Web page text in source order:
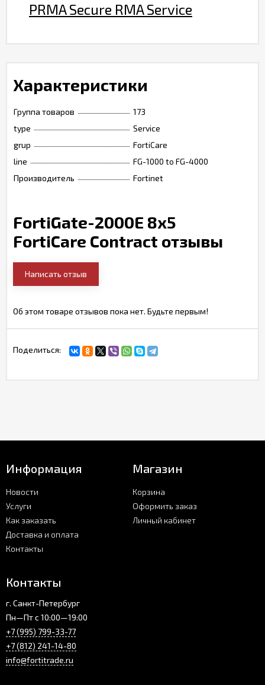
PRMA Secure RMA Service
Характеристики
Группа товаров
173
type
Service
grup
FortiCare
line
FG-1000 to FG-4000
Производитель
Fortinet
FortiGate-2000E 8x5
FortiCare Contract отзывы
Написать отзыв
Об этом товаре отзывов пока нет. Будьте первым!
Поделиться:
Информация
Новости
Услуги
Как заказать
Доставка и оплата
Контакты
Магазин
Корзина
Оформить заказ
Личный кабинет
Контакты
г. Санкт-Петербург
Пн—Пт с 10:00—19:00
+7 (995) 799-33-77
+7 (812) 241-14-80
info@fortitrade.ru